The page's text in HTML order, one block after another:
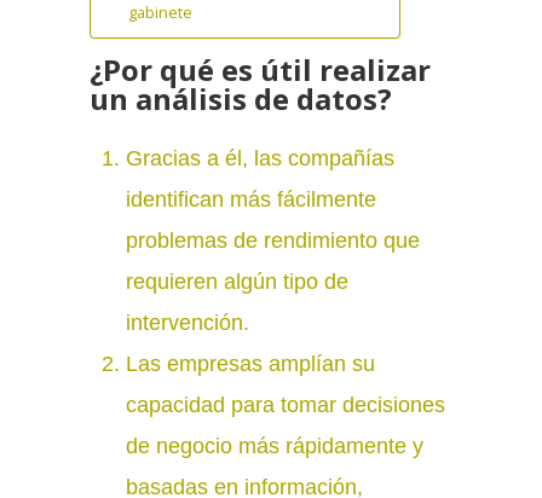
gabinete
¿Por qué es útil realizar
un análisis de datos?
Gracias a él, las compañías
identifican más fácilmente
problemas de rendimiento que
requieren algún tipo de
intervención.
Las empresas amplían su
capacidad para tomar decisiones
de negocio más rápidamente y
basadas en información,